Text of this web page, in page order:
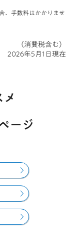
、手数料はかかりませ
（消費税含む）
2026年5月1日 現在
ージ